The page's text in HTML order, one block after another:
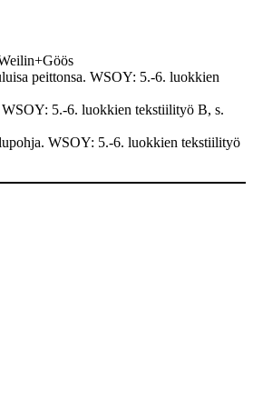
peittonsa. WSOY: 5.-6. luokkien
5.-6. luokkien tekstiilityö B, s.
WSOY: 5.-6. luokkien tekstiilityö